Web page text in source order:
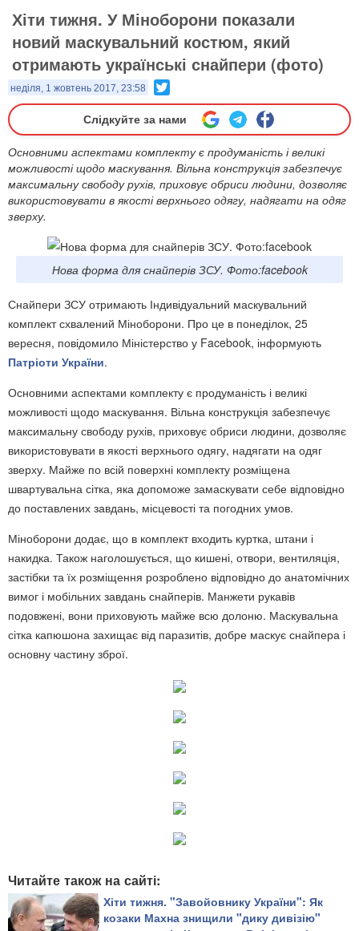
Хіти тижня. У Міноборони показали
новий маскувальний костюм, який
отримають українські снайпери (фото)
неділя, 1 жовтень 2017, 23:58
Слідкуйте за нами
Основними аспектами комплекту є продуманість і великі
можливості щодо маскування. Вільна конструкція забезпечує
максимальну свободу рухів, приховує обриси людини, дозволяє
використовувати в якості верхнього одягу, надягати на одяг
зверху.
Нова форма для снайперів ЗСУ. Фото:facebook
Снайпери ЗСУ отримають Індивідуальний маскувальний
комплект схвалений Міноборони. Про це в понеділок, 25
вересня, повідомило Міністерство у Facebook, інформують
Патріоти України.
Основними аспектами комплекту є продуманість і великі
можливості щодо маскування. Вільна конструкція забезпечує
максимальну свободу рухів, приховує обриси людини, дозволяє
використовувати в якості верхнього одягу, надягати на одяг
зверху. Майже по всій поверхні комплекту розміщена
швартувальна сітка, яка допоможе замаскувати себе відповідно
до поставлених завдань, місцевості та погодних умов.
Міноборони додає, що в комплект входить куртка, штани і
накидка. Також наголошується, що кишені, отвори, вентиляція,
застібки та їх розміщення розроблено відповідно до анатомічних
вимог і мобільних завдань снайперів. Манжети рукавів
подовжені, вони приховують майже всю долоню. Маскувальна
сітка капюшона захищає від паразитів, добре маскує снайпера і
основну частину зброї.
Читайте також на сайті:
Хіти тижня. "Завойовнику України": Як
козаки Махна знищили "дику дивізію"